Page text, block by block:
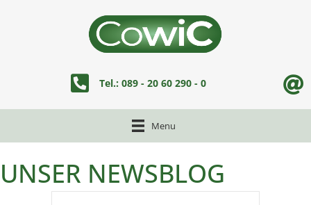
tel:+498920602900
Tel.: 089 - 20 60 290 - 0
Menu
UNSER NEWSBLOG